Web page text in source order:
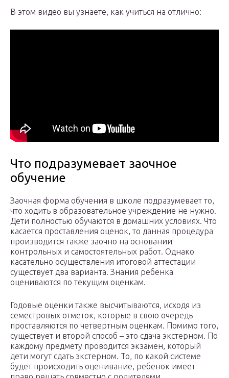
В этом видео вы узнаете, как учиться на отлично:
Что подразумевает заочное
обучение
Заочная форма обучения в школе подразумевает то,
что ходить в образовательное учреждение не нужно.
Дети полностью обучаются в домашних условиях. Что
касается проставления оценок, то данная процедура
производится также заочно на основании
контрольных и самостоятельных работ. Однако
касательно осуществления итоговой аттестации
существует два варианта. Знания ребенка
оцениваются по текущим оценкам.
Годовые оценки также высчитываются, исходя из
семестровых отметок, которые в свою очередь
проставляются по четвертным оценкам. Помимо того,
существует и второй способ – это сдача экстерном. По
каждому предмету проводится экзамен, который
дети могут сдать экстерном. То, по какой системе
будет происходить оценивание, ребенок имеет